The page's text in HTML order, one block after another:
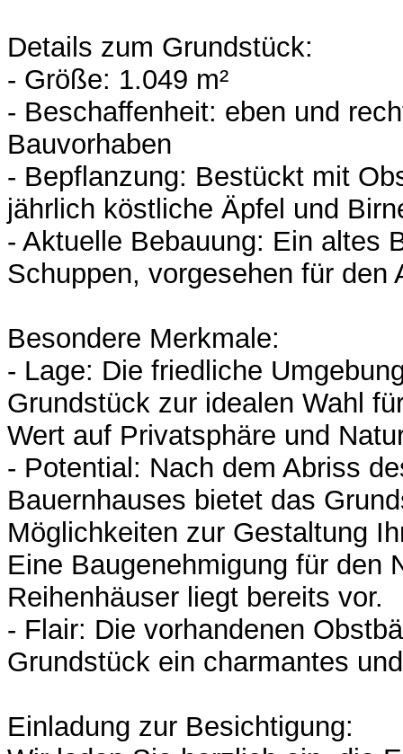
Details zum Grundstück:
- Größe: 1.049 m²
- Beschaffenheit: eben und
Bauvorhaben
- Bepflanzung: Bestückt mit
jährlich köstliche Äpfel und
- Aktuelle Bebauung: Ein altes
Schuppen, vorgesehen für den
Besondere Merkmale:
- Lage: Die friedliche
Grundstück zur idealen Wahl
Wert auf Privatsphäre und
- Potential: Nach dem Abriss
Bauernhauses bietet das
Möglichkeiten zur Gestaltung
Eine Baugenehmigung für den
Reihenhäuser liegt bereits vor.
- Flair: Die vorhandenen
Grundstück ein charmantes
Einladung zur Besichtigung: